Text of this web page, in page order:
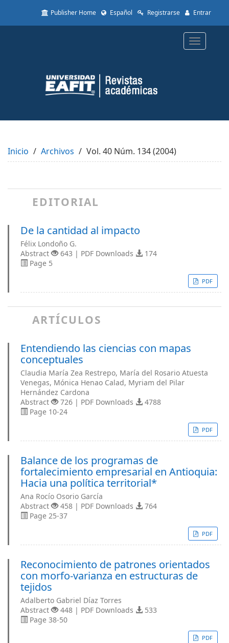
to
Content
Sidebar
Publisher Home Español Registrarse Entrar
Toggle
Inicio Archivos Vol. 40 Núm. 134 (2004)
EDITORIAL
De la cantidad al impacto
Félix Londoño G.
Abstract
643 | PDF Downloads
174
Page 5
PDF
ARTÍCULOS
Entendiendo las ciencias con mapas
conceptuales
Claudia María Zea Restrepo, María del Rosario Atuesta
Venegas, Mónica Henao Calad, Myriam del Pilar
Hernández Cardona
Abstract
726 | PDF Downloads
4788
Page 10-24
PDF
Balance de los programas de
fortalecimiento empresarial en Antioquia:
Hacia una política territorial*
Ana Rocío Osorio García
Abstract
458 | PDF Downloads
764
Page 25-37
PDF
Reconocimiento de patrones orientados
con morfo-varianza en estructuras de
tejidos
Adalberto Gabriel Díaz Torres
Abstract
448 | PDF Downloads
533
Page 38-50
PDF